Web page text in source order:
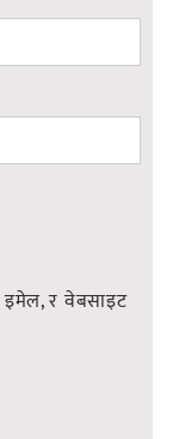
इमेल, र वेबसाइट